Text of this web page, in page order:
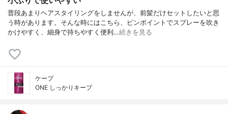
普段あまりヘアスタイリングをしませんが、前髪だけセットしたいと思
う時があります。そんな時にはこちら、ピンポイントでスプレーを吹き
かけやすく、細身で持ちやすく便利…続きを見る
ケープ
ONE しっかりキープ